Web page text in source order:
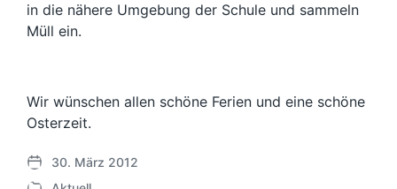
in die nähere Umgebung der Schule und sammeln
Müll ein.
Wir wünschen allen schöne Ferien und eine schöne
Osterzeit.
V
30. März 2012